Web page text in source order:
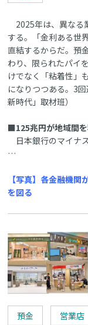
2025年は、異なる
する。「金利ある世
直結するからだ。預
わり、限られたパイ
けでなく「粘着性」
になりつつある。3
新時代」取材班）
■125兆円が地域間
日本銀行のマイナ
…
【写真】各金融機
を図る
預金 営業店